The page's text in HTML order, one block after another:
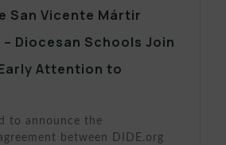
San Vicente Mártir
Diocesan Schools Join
Attention to
to announce the
between DIDE.org